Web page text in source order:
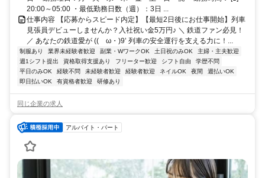
20:00～05:00 ・最低勤務日数（週）：3日 ...
仕事内容 【応募からスピード内定】【最短2日後にお仕事開始】列車
見張員デビューしませんか？入社祝い金5万円♪ ＼ 鉄道ファン必見！
／ あなたの鉄道愛が ((ゝω・)9’ 列車の安全運行を支える力に！...
制服あり 業界未経験者歓迎 副業・WワークOK 土日祝のみOK
主婦・主夫歓迎
週1シフト提出
資格取得支援あり フリーター歓迎 シフト自由
学歴不問
平日のみOK
経験不問 未経験者歓迎 経験者歓迎 ネイルOK 夜間
週払いOK
即日払いOK
有資格者歓迎 研修あり
同じ企業の求人
アルバイト・パート